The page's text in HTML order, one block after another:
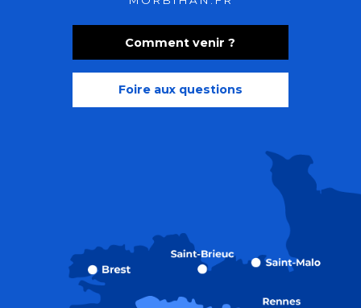
Comment venir ?
Foire aux questions